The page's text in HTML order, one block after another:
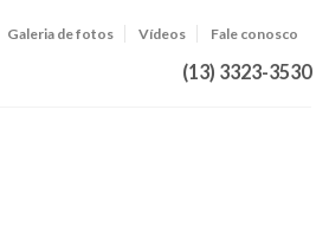
Galeria de fotos Vídeos Fale conosco
(13) 3323-3530